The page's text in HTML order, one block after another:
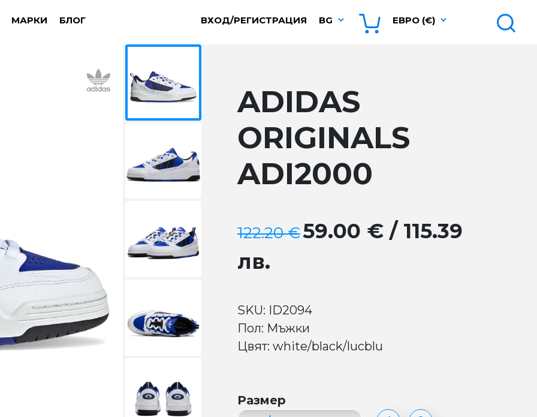
МАРКИ БЛОГ ВХОД/РЕГИСТРАЦИЯ BG ЕВРО (€)
ADIDAS
ORIGINALS
ADI2000
122.20 €59.00 € / 115.39
лв.
SKU: ID2094
Пол: Мъжки
Цвят: white/black/lucblu
Размер